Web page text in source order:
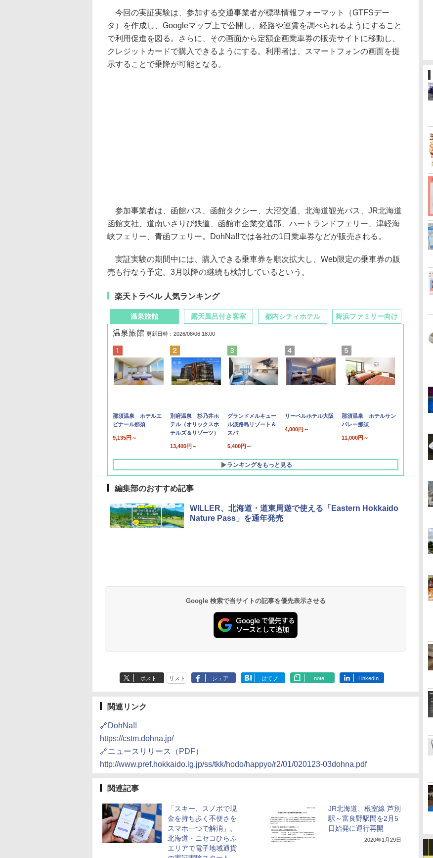
今回の実証実験は、参加する交通事業者が標準情報フォーマット（GTFSデー
タ）を作成し、Googleマップ上で公開し、経路や運賃を調べられるようにすること
で利用促進を図る。さらに、その画面から定額企画乗車券の販売サイトに移動し、
クレジットカードで購入できるようにする。利用者は、スマートフォンの画面を提
示することで乗降が可能となる。
参加事業者は、函館バス、函館タクシー、大沼交通、北海道観光バス、JR北海道
函館支社、道南いさりび鉄道、函館市企業交通部、ハートランドフェリー、津軽海
峡フェリー、青函フェリー。DohNa!!では各社の1日乗車券などが販売される。
実証実験の期間中には、購入できる乗車券を順次拡大し、Web限定の乗車券の販
売も行なう予定。3月以降の継続も検討しているという。
楽天トラベル 人気ランキング
温泉旅館
温泉旅館 更新日時：2026/08/06 18:00
那須温泉 ホテルエ
ピナール那須
9,135円～
別府温泉 杉乃井ホ
テル（オリックスホ
テルズ＆リゾーツ）
13,400円～
グランドメルキュー
ル淡路島リゾート＆
スパ
5,400円～
リーベルホテル大阪
4,000円～
那須温泉 ホテルサン
バレー那須
11,000円～
ランキングをもっと見る
露天風呂付き客室
10,450円～
19,541円～
都内シティホテル 舞浜ファミリー向け
7,950円～
5,758円～
編集部のおすすめ記事
WILLER、北海道・道東周遊で使える「Eastern Hokkaido
Nature Pass」を通年発売
Google 検索で当サイトの記事を優先表示させる
ポスト リスト シェア はてブ note LinkedIn
関連リンク
🔗DohNa!!
https://cstm.dohna.jp/
🔗ニュースリリース（PDF）
http://www.pref.hokkaido.lg.jp/ss/tkk/hodo/happyo/r2/01/020123-03dohna.pdf
関連記事
「スキー、スノボで現
金を持ち歩く不便さを
スマホ一つで解消」。
北海道・ニセコひらふ
エリアで電子地域通貨
JR北海道、根室線 芦別
駅～富良野駅間を2月5
日始発に運行再開
2020年1月29日